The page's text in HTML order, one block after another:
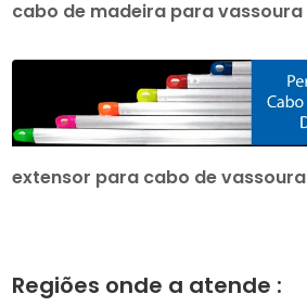
cabo de madeira para vassoura
extensor para cabo de vassoura
Regiões onde a atende :